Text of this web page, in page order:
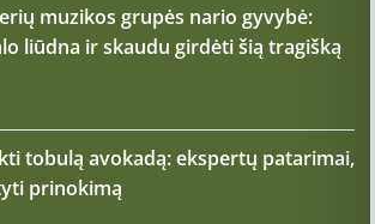
muzikos grupės nario gyvybė:
liūdna ir skaudu girdėti šią tragišką
tobulą avokadą: ekspertų patarimai,
prinokimą